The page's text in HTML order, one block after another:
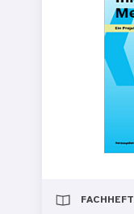
FACHHEFT